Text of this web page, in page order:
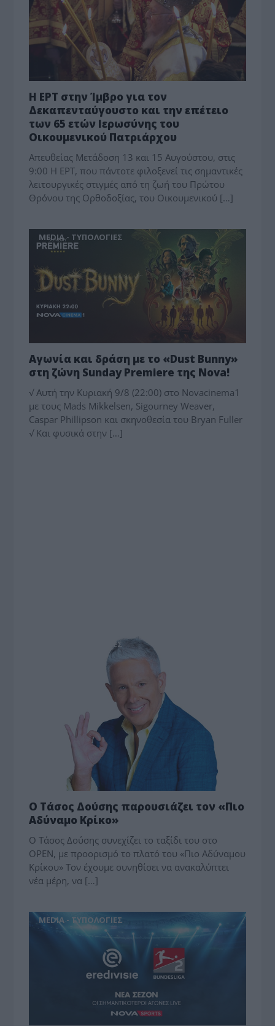
Η ΕΡΤ στην Ίμβρο για τον
Δεκαπενταύγουστο και την επέτειο
των 65 ετών Ιερωσύνης του
Οικουμενικού Πατριάρχου
Απευθείας Μετάδοση 13 και 15 Αυγούστου, στις
9:00 Η ΕΡΤ, που πάντοτε φιλοξενεί τις σημαντικές
λειτουργικές στιγμές από τη ζωή του Πρώτου
Θρόνου της Ορθοδοξίας, του Οικουμενικού […]
MEDIA - ΤΥΠΟΛΟΓΙΕΣ
Αγωνία και δράση με το «Dust Bunny»
στη ζώνη Sunday Premiere της Nova!
√ Αυτή την Κυριακή 9/8 (22:00) στο Novacinema1
με τους Mads Mikkelsen, Sigourney Weaver,
Caspar Phillipson και σκηνοθεσία του Bryan Fuller
√ Και φυσικά στην […]
MEDIA - ΤΥΠΟΛΟΓΙΕΣ
Ο Τάσος Δούσης παρουσιάζει τον «Πιο
Αδύναμο Κρίκο»
Ο Τάσος Δούσης συνεχίζει το ταξίδι του στο
OPEN, με προορισμό το πλατό του «Πιο Αδύναμου
Κρίκου» Τον έχουμε συνηθίσει να ανακαλύπτει
νέα μέρη, να […]
MEDIA - ΤΥΠΟΛΟΓΙΕΣ